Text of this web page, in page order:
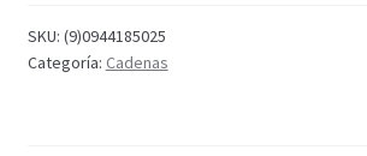
SKU: (9)0944185025
Categoría: Cadenas